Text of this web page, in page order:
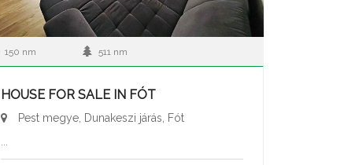
150 nm 511 nm
HOUSE FOR SALE IN FÓT
Pest megye, Dunakeszi járás, Fót
...